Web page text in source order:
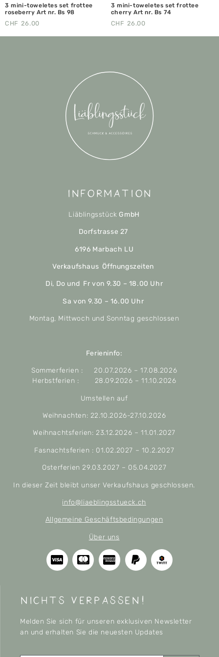
3 mini-toweletes set frottee
roseberry Art nr. Bs 98
CHF 26.00
3 mini-toweletes set frottee
cherry Art nr. Bs 74
CHF 26.00
Information
Liäblingsstück GmbH
Dorfstrasse 27
6196 Marbach LU
Verkaufshaus Öffnungszeiten
Di, Do und Fr von 9.30 – 18.00 Uhr
Sa von 9.30 – 16.00 Uhr
Montag, Mittwoch und Sonntag geschlossen
Ferieninfo:
Sommerferien : 20.07.2026 – 17.08.2026
Herbstferien : 28.09.2026 – 11.10.2026
Umstellen auf
Weihnachten: 22.10.2026-27.10.2026
Weihnachtsferien: 23.12.2026 – 11.01.2027
Fasnachtsferien : 01.02.2027 – 10.2.2027
Osterferien 29.03.2027 – 05.04.2027
In dieser Zeit bleibt unser Verkaufshaus geschlossen.
info@liaeblingsstueck.ch
Allgemeine Geschäftsbedingungen
Über uns
nichts verpassen!
Melden Sie sich für unseren exklusiven Newsletter
an und erhalten Sie die neuesten Updates